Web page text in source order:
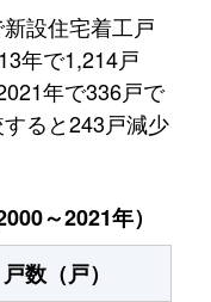
設住宅着工戸
年で1,214戸
年で336戸で
ると243戸減少
～2021年）
戸数（戸）